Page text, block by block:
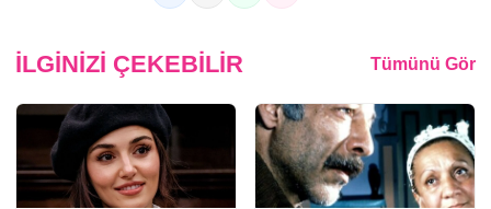
İLGINIZI ÇEKEBILIR Tümünü Gör